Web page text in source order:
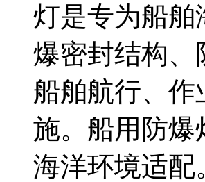
灯是专为船舶
爆密封结构、
船舶航行、
施。船用防爆
海洋环境适配